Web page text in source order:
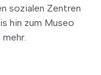
sozialen Zentren
hin zum Museo